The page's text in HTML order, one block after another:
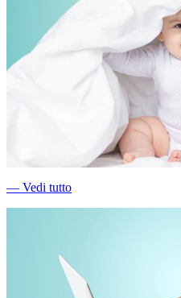
― Vedi tutto